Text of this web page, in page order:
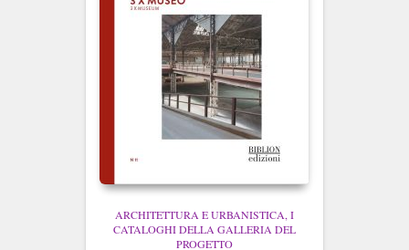
ARCHITETTURA E URBANISTICA I
CATALOGHI DELLA GALLERIA DEL
PROGETTO